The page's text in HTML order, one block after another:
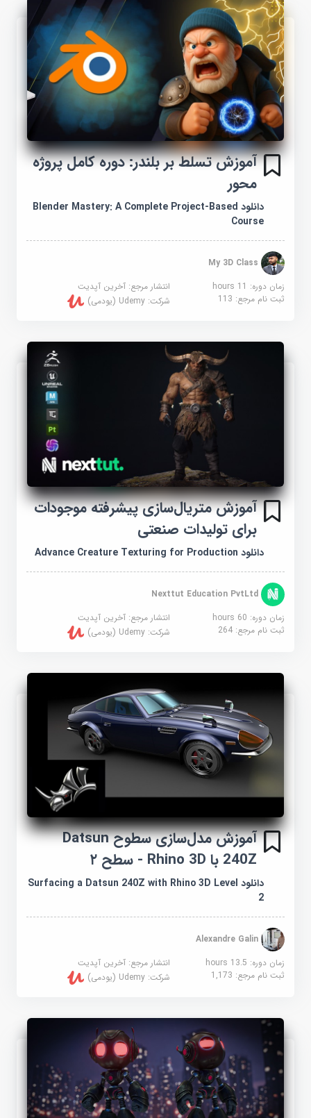
آموزش تسلط بر بلندر: دوره کامل پروژه
محور
دانلود Blender Mastery: A Complete Project-Based
Course
My 3D Class
زمان دوره: 11 hours
انتشار مرجع:آخرین آپدیت
ثبت نام مرجع:113 شرکت:Udemy (یودمی)
آموزش متریال‌سازی پیشرفته موجودات
برای تولیدات صنعتی
دانلود Advance Creature Texturing for Production
Nexttut Education PvtLtd
زمان دوره: 60 hours
انتشار مرجع:آخرین آپدیت
ثبت نام مرجع:264 شرکت:Udemy (یودمی)
آموزش مدل‌سازی سطوح Datsun
240Z با Rhino 3D - سطح ۲
دانلود Surfacing a Datsun 240Z with Rhino 3D Level
Alexandre Galin
زمان دوره: 13.5 hours
انتشار مرجع:آخرین آپدیت
ثبت نام مرجع:1,173 شرکت:Udemy (یودمی)